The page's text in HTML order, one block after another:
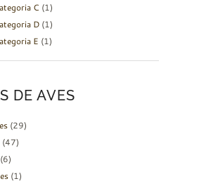
C (1)
D (1)
E (1)
DE AVES
(29)
(47)
(6)
(1)